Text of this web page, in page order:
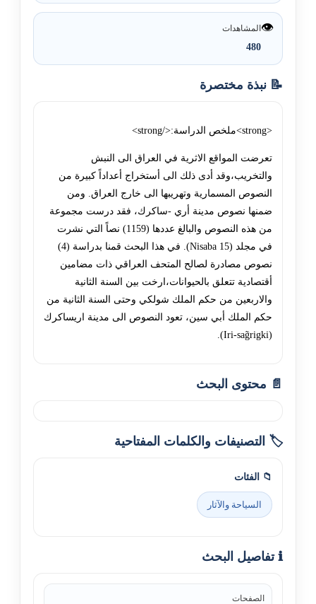
👁️المشاهدات
480
📝 نبذة مختصرة
<strong>ملخص الدراسة:</strong>
تعرضت المواقع الاثرية في العراق الى النبش
والتخريب،وقد أدى ذلك الى أستخراج أعداداً كبيرة من
النصوص المسمارية وتهريبها الى خارج العراق. ومن
ضمنها نصوص مدينة أري -ساكرك، فقد درست مجموعة
من هذه النصوص والبالغ عددها (1159) نصاً التي نشرت
في مجلد (Nisaba 15). في هذا البحث قمنا بدراسة (4)
نصوص مصادرة لصالح المتحف العراقي ذات مضامين
أقتصادية تتعلق بالحيوانات،ارخت بين السنة الثانية
والاربعين من حكم الملك شولكي وحتى السنة الثانية من
حكم الملك أبي سين، تعود النصوص الى مدينة اريساكرك
(Iri-sag̃rigki).
📄 محتوى البحث
🏷️ التصنيفات والكلمات المفتاحية
📁 الفئات
السياحة والآثار
ℹ️ تفاصيل البحث
الصفحات